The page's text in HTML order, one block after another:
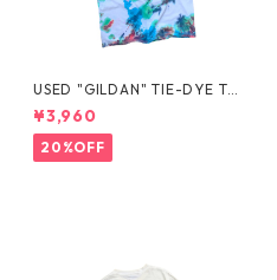
USED "GILDAN" TIE-DYE TE
E
¥3,960
20%OFF